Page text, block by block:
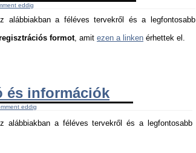
eddig
a féléves tervekről és a legfontosabb
formot, amit ezen a linken érhettek el.
és információk
eddig
a féléves tervekről és a legfontosabb